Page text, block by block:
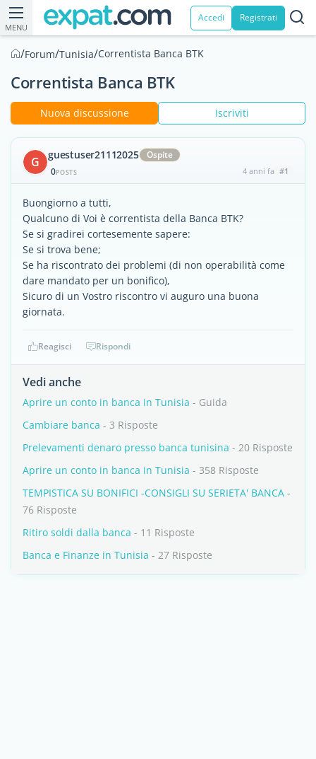
MENU
Accedi Registrati
/Forum/Tunisia/Correntista Banca BTK
Correntista Banca BTK
Nuova discussione Iscriviti
G guestuser21112025
Ospite
0POSTS 4 anni fa #1
Buongiorno a tutti,
Qualcuno di Voi è correntista della Banca BTK?
Se si gradirei cortesemente sapere:
Se si trova bene;
Se ha riscontrato dei problemi (di non operabilità come
dare mandato per un bonifico),
Sicuro di un Vostro riscontro vi auguro una buona
giornata.
Reagisci Rispondi
Vedi anche
Aprire un conto in banca in Tunisia - Guida
Cambiare banca - 3 Risposte
Prelevamenti denaro presso banca tunisina - 20 Risposte
Aprire un conto in banca in Tunisia - 358 Risposte
TEMPISTICA SU BONIFICI -CONSIGLI SU SERIETA' BANCA -
76 Risposte
Ritiro soldi dalla banca - 11 Risposte
Banca e Finanze in Tunisia - 27 Risposte